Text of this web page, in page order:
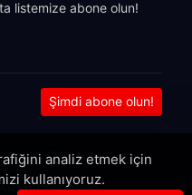
listemize abone olun!
Şimdi abone olun!
reserved.
analiz etmek için
kullanıyoruz.